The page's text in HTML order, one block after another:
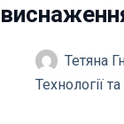
Тетяна
Технології